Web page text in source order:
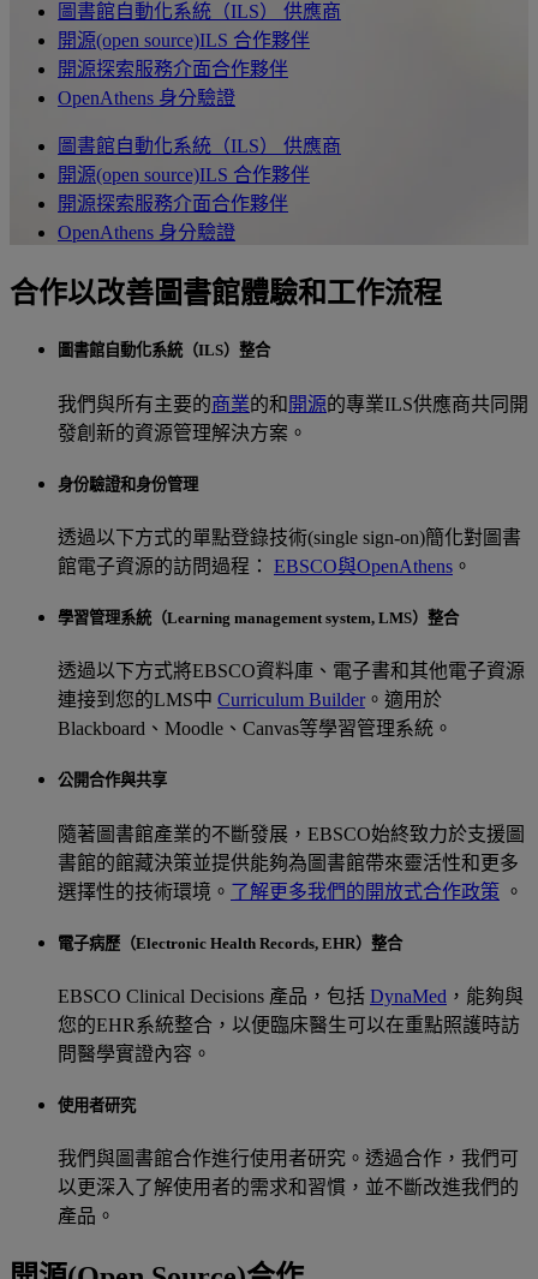
圖書館自動化系統（ILS） 供應商
開源(open source)ILS 合作夥伴
開源探索服務介面合作夥伴
OpenAthens 身分驗證
圖書館自動化系統（ILS） 供應商
開源(open source)ILS 合作夥伴
開源探索服務介面合作夥伴
OpenAthens 身分驗證
合作以改善圖書館體驗和工作流程
圖書館自動化系統（ILS）整合
我們與所有主要的商業的和 開源的專業ILS供應商共同開
發創新的資源管理解決方案。
身份驗證和身份管理
透過以下方式的單點登錄技術(single sign-on)簡化對圖書
館電子資源的訪問過程： EBSCO與OpenAthens 。
學習管理系統（Learning management system, LMS）整合
透過以下方式將EBSCO資料庫、電子書和其他電子資源
連接到您的LMS中 Curriculum Builder。適用於
Blackboard、Moodle、Canvas等學習管理系統。
公開合作與共享
隨著圖書館產業的不斷發展，EBSCO始終致力於支援圖
書館的館藏決策並提供能夠為圖書館帶來靈活性和更多
選擇性的技術環境。 了解更多我們的開放式合作政策 。
電子病歷（Electronic Health Records, EHR）整合
EBSCO Clinical Decisions 產品，包括 DynaMed ，能夠與
您的EHR系統整合，以便臨床醫生可以在重點照護時訪
問醫學實證內容。
使用者研究
我們與圖書館合作進行使用者研究。透過合作，我們可
以更深入了解使用者的需求和習慣，並不斷改進我們的
產品。